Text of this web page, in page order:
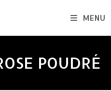
MENU
POUDRÉ